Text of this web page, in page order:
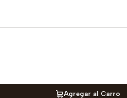
Agregar al Carro